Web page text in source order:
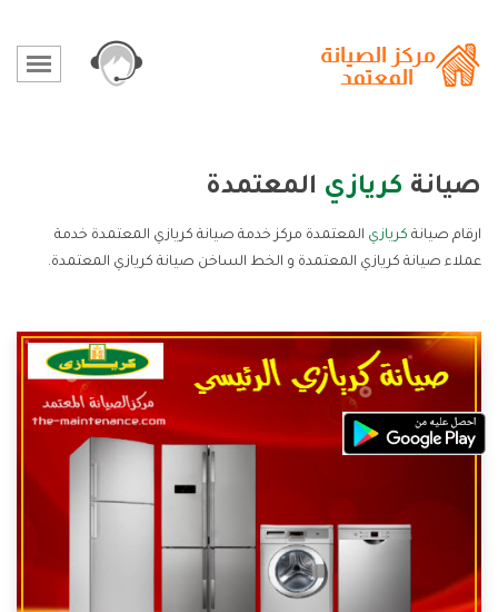
صيانة كريازي المعتمدة
ارقام صيانة كريازي المعتمدة مركز خدمة صيانة كريازي المعتمدة خدمة
عملاء صيانة كريازي المعتمدة و الخط الساخن صيانة كريازي المعتمدة.